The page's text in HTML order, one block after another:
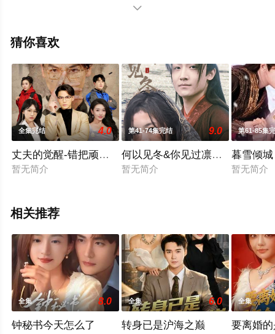
视剧，大结局剧情已揭晓（1-1全集），手机免费观看高清
可移步至豆瓣电视剧、电视猫或剧情网等平台了解。

猜你喜欢
全集完结 4.0
丈夫的觉醒-错把顽石当珍珠
暂无简介
第41-74集完结 9.0
何以见冬&你见过凛冬-双龙夺嫡
暂无简介
第61-85集
暮雪倾城
暂无简介
相关推荐
全集 8.0
钟秘书今天怎么了
全集 6.0
转身已是沪海之巅
全集
要离婚